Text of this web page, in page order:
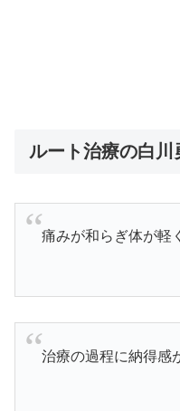
ルート治療の白川
痛みが和らぎ体が軽
治療の過程に納得感